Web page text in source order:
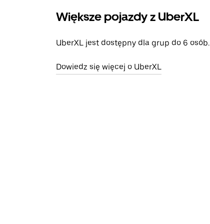
Większe pojazdy z UberXL
UberXL jest dostępny dla grup do 6 osób.
Dowiedz się więcej o UberXL